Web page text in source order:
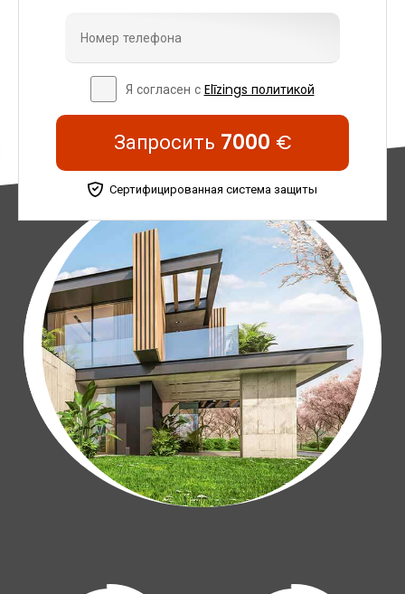
Я согласен с Elīzings политикой
Запросить 7000 €
Сертифицированная система защиты